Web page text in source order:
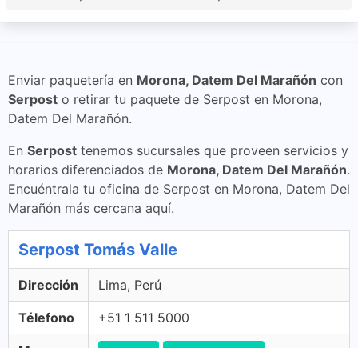
Enviar paquetería en Morona, Datem Del Marañón con
Serpost o retirar tu paquete de Serpost en Morona,
Datem Del Marañón.
En Serpost tenemos sucursales que proveen servicios y
horarios diferenciados de Morona, Datem Del Marañón.
Encuéntrala tu oficina de Serpost en Morona, Datem Del
Marañón más cercana aquí.
Serpost Tomás Valle
Dirección Lima, Perú
Télefono +51 1 511 5000